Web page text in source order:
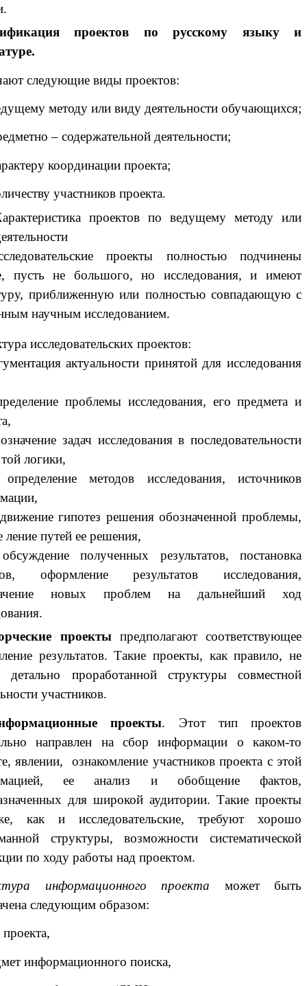
проектов по русскому языку и
следующие виды проектов:
методу или виду деятельности обучающихся;
– содержательной деятельности;
координации проекта;
участников проекта.
проектов по ведущему методу или
проекты полностью подчинены
пусть не большого, но исследования, и имеют
приближенную или полностью совпадающую с
научным исследованием.
исследовательских проектов:
актуальности принятой для исследования
проблемы исследования, его предмета и
задач исследования в последовательности
логики,
определение методов исследования, источников
гипотез решения обозначенной проблемы,
ление путей ее решения,
обсуждение полученных результатов, постановка
оформление результатов исследования,
новых проблем на дальнейший ход
проектыпредполагают соответствующее
результатов. Такие проекты, как правило, не
детально проработанной структуры совместной
участников.
проекты. Этот тип проектов
направлен на сбор информации о каком-то
явлении, ознакомление участников проекта с этой
ее анализ и обобщение фактов,
для широкой аудитории. Такие проекты
как и исследовательские, требуют хорошо
структуры, возможности систематической
по ходу работы над проектом.
информационного проекта может быть
следующим образом:
информационного поиска,